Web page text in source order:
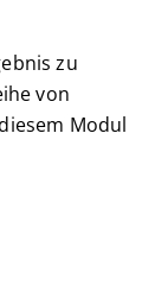
zu
von
Modul